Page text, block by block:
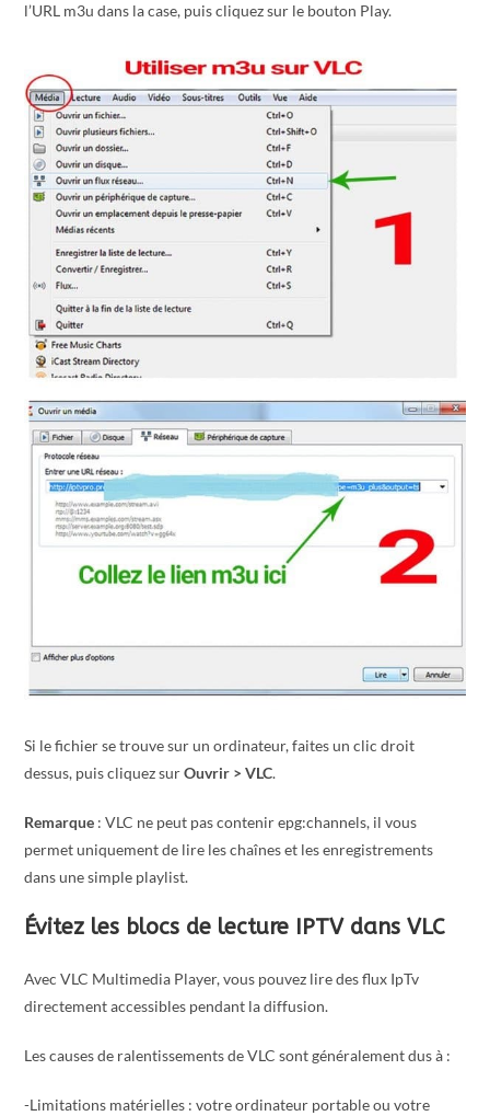
l’URL m3u dans la case, puis cliquez sur le bouton Play.
Si le fichier se trouve sur un ordinateur, faites un clic droit
dessus, puis cliquez surOuvrir > VLC.
Remarque : VLC ne peut pas contenir epg:channels, il vous
permet uniquement de lire les chaînes et les enregistrements
dans une simple playlist.
Évitez les blocs de lecture IPTV dans VLC
Avec VLC Multimedia Player, vous pouvez lire des flux IpTv
directement accessibles pendant la diffusion.
Les causes de ralentissements de VLC sont généralement dus à :
-Limitations matérielles : votre ordinateur portable ou votre